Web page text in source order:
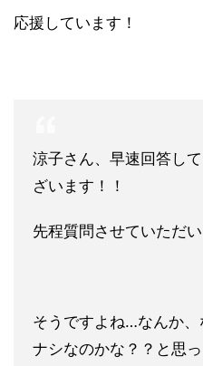
応援しています！
涼子さん、早速回答し
ざいます！！
先程質問させていただい
そうですよね…なんか
ナシなのかな？？ と思